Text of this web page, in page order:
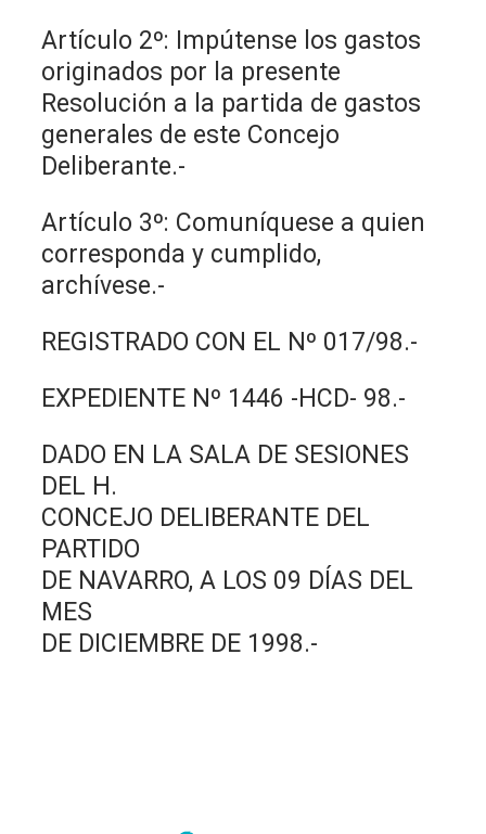
Artículo 2º: Impútense los gastos
originados por la presente
Resolución a la partida de gastos
generales de este Concejo
Deliberante.-
Artículo 3º: Comuníquese a quien
corresponda y cumplido,
archívese.-
REGISTRADO CON EL Nº 017/98.-
EXPEDIENTE Nº 1446 -HCD- 98.-
DADO EN LA SALA DE SESIONES
DEL H.
CONCEJO DELIBERANTE DEL
PARTIDO
DE NAVARRO, A LOS 09 DÍAS DEL
MES
DE DICIEMBRE DE 1998.-